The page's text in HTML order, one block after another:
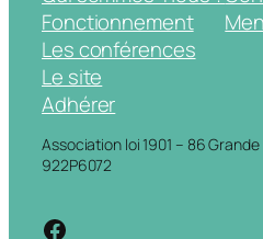
Fonctionnement
Les conférences
Le site
Adhérer
Association loi 1901 – 86
922P6072
https://